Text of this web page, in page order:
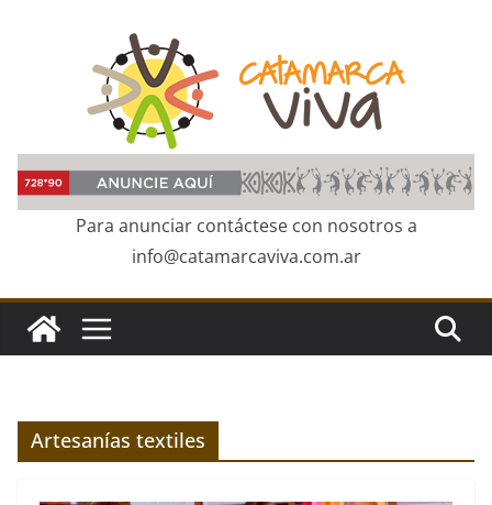
Para anunciar contáctese con nosotros a
info@catamarcaviva.com.ar
Artesanías textiles